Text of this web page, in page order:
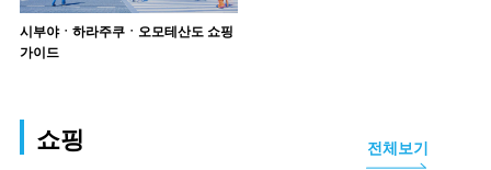
시부야ㆍ하라주쿠ㆍ오모테산도 쇼핑
가이드
쇼핑 전체보기